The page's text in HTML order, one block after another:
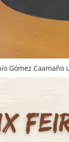
Gómez